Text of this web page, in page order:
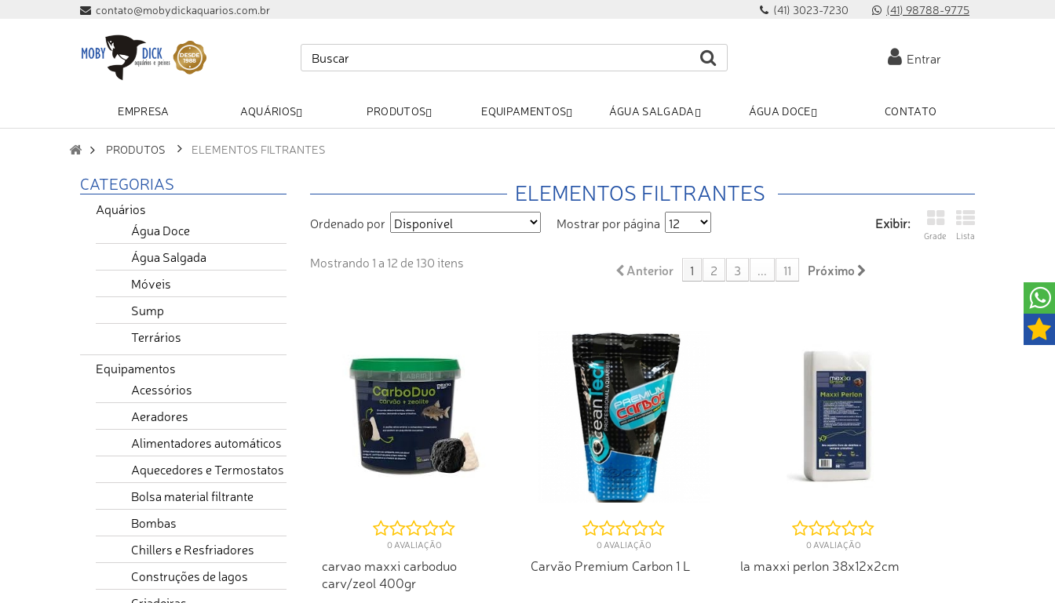
contato@mobydickaquarios.com.br (41) 3023-7230 (41) 98788-9775
Entrar
EMPRESA AQUÁRIOS PRODUTOS EQUIPAMENTOS ÁGUA SALGADA ÁGUA DOCE CONTATO
PRODUTOS ELEMENTOS FILTRANTES
CATEGORIAS
Aquários
Água Doce
Água Salgada
Móveis
Sump
Terrários
Equipamentos
Acessórios
Aeradores
Alimentadores automáticos
Aquecedores e Termostatos
Bolsa material filtrante
Bombas
Chillers e Resfriadores
Construções de lagos
ELEMENTOS FILTRANTES
Exibir:
Grade Lista
Ordenado por Mostrar por página
Anterior 1 2 3 ... 11 Próximo
Mostrando 1 a 12 de 130 itens
0 AVALIAÇÃO
carvao maxxi carboduo
carv/zeol 400gr
0 AVALIAÇÃO
Carvão Premium Carbon 1 L
0 AVALIAÇÃO
la maxxi perlon 38x12x2cm